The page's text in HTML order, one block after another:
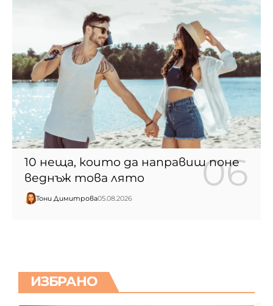
10 неща, които да направиш поне
веднъж това лято
Тони Димитрова05.08.2026
ИЗБРАНО